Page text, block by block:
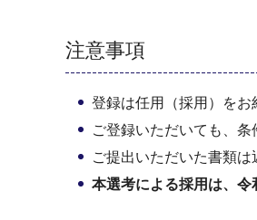
注意事項
登録は任用（採用）をお
ご登録いただいても、条
ご提出いただいた書類は
本選考による採用は、令